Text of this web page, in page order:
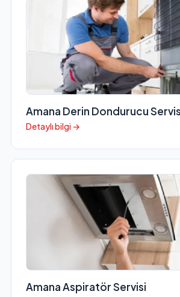
Amana Derin Dondurucu
Detaylı bilgi →
Amana Aspiratör Servisi